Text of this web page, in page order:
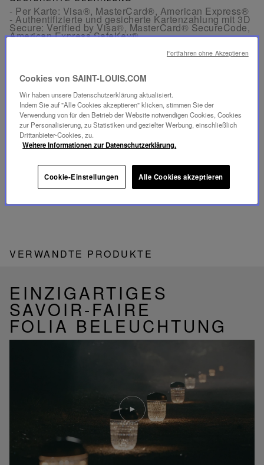
- Per Karte: Visa®, MasterCard®, American Express®
- Authentifizierte und gesicherte Kartenzahlung mit 3D
Secure: Verified by Visa®, MasterCard® SecureCode,
American Express SafeKey®
KOSTENLOSE RÜCKGABE
Rücksendungen sind innerhalb von 30 Tagen ab
Bestelldatum in Frankreich und Europa kostenlos
möglich.
KUNDENSERVICE
Unser Kundenservice ist von Montag bis Freitag
zwischen 10:00 und 18:00 Uhr erreichbar.
Per WhatsApp:+33 7 89 41 73 31
E-Mail
VERWANDTE PRODUKTE
EINZIGARTIGES
SAVOIR-FAIRE
FOLIA BELEUCHTUNG
Video
abspielen
YouTube-
Video,
Folia
Mini-
Portable-
Cookies von SAINT-LOUIS.COM
Wir haben unsere Datenschutzerklärung aktualisiert.
Indem Sie auf "Alle Cookies akzeptieren" klicken, stimmen Sie der
Verwendung von für den Betrieb der Website notwendigen Cookies, Cookies
zur Personalisierung, zu Statistiken und gezielter Werbung, einschließlich
Drittanbieter-Cookies, zu.
Weitere Informationen zur Datenschutzerklärung.
Cookie-Einstellungen Alle Cookies akzeptieren
Fortfahren ohne Akzeptieren